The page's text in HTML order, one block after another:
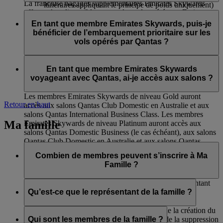
La franchise bagages supplémentaires Emirates Skywards
offerte n’est disponible que sur les vols opérés par Emirates et
flydubai. Cet avantage ne s’applique pas aux vols en partage
de code opérés par d’autres compagnies aériennes et dans le
cas où l’itinéraire comprendrait des vols sur d’autres
itinéraires appliquant le principe de poids uniquement)
salons Domestic Club de Qantas ;
à l'embarquement prioritaire ;
à la livraison prioritaire des bagages.
sur des vols opérés par Qantas auront accès :
à l’enregistrement en Economie Premium (si
Franchise bagages de 12 kg supplémentaire (sur les
itinéraires appliquant le principe de poids uniquement)
En tant que membre Emirates Skywards, puis-je
bénéficier de l’embarquement prioritaire sur les
vols opérés par Qantas ?
membres Emirates Skywards de niveaux Platinum et Gold.
En tant que membre Emirates Skywards
voyageant avec Qantas, ai-je accès aux salons ?
Les membres Emirates Skywards de niveau Gold auront
accès aux salons Qantas Club Domestic en Australie et aux
salons Qantas International Business Class. Les membres
Emirates Skywards de niveau Platinum auront accès aux
salons Qantas Domestic Business (le cas échéant), aux salons
Qantas Club Domestic en Australie et aux salons Qantas
Retour en haut
Ma famille
Combien de membres peuvent s’inscrire à Ma
Famille ?
Huit membres au maximum peuvent s’inscrire, représentant
de la famille inclus.
Qu’est-ce que le représentant de la famille ?
Le représentant de la famille est responsable de la création du
compte Ma Famille, de l’ajout des membres, de la suppression
Qui sont les membres de la famille ?